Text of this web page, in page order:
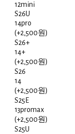
12mini
S26U
14pro
(+2,500원)
S26+
14+
(+2,500원)
S26
14
(+2,500원)
S25E
13promax
(+2,500원)
S25U